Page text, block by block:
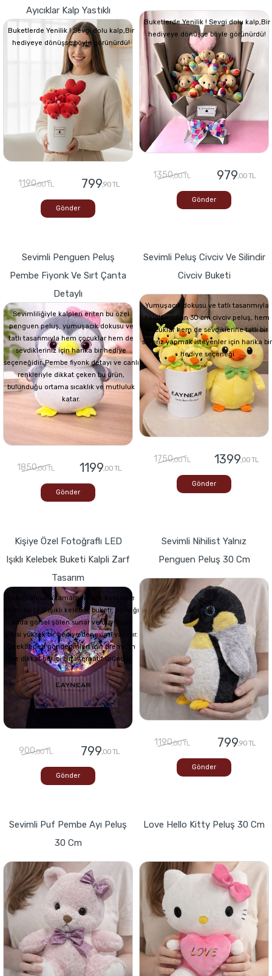
Ayıcıklar Kalp Yastıklı
Buketlerde Yenilik ! Sevgi dolu kalp,Bir
hediyeye dönüşse böyle görünürdü!
1190,00 TL 799,90 TL
Gönder
Buketlerde Yenilik ! Sevgi dolu kalp,Bir
hediyeye dönüşse böyle görünürdü!
1350,00 TL 979,00 TL
Gönder
Sevimli Penguen Peluş
Pembe Fiyonk Ve Sırt Çanta
Detaylı
Sevimliliğiyle kalpleri eriten bu özel
penguen peluş, yumuşacık dokusu ve
tatlı tasarımıyla hem çocuklar hem de
sevdikleriniz için harika bir hediye
seçeneğidir. Pembe fiyonk detayı ve canlı
renkleriyle dikkat çeken bu ürün,
bulunduğu ortama sıcaklık ve mutluluk
katar.
1850,00 TL 1199,00 TL
Gönder
Sevimli Peluş Civciv Ve Silindir
Civciv Buketi
Yumuşacık dokusu ve tatlı tasarımıyla
kalpleri ısıtan 30 cm civciv peluş, hem
çocuklar hem de sevdiklerine tatlı bir
sürpriz yapmak isteyenler için harika bir
hediye seçeneği
1750,00 TL 1399,00 TL
Gönder
Kişiye Özel Fotoğraflı LED
Işıklı Kelebek Buketi Kalpli Zarf
Tasarım
Fotoğrafınızla tamamen size özel hale
gelen bu LED ışıklı kelebek buketi, açıldığı
anda görsel şölen sunar ve duygusal
etkisi yüksek bir hediye deneyimi yaşatır.
ÇiçekSepeti gönderimleri için premium
ve dikkat çekici bir alternatif üründür
900,00 TL 799,00 TL
Gönder
Sevimli Nihilist Yalnız
Penguen Peluş 30 Cm
1190,00 TL 799,90 TL
Gönder
Sevimli Puf Pembe Ayı Peluş
30 Cm
Love Hello Kitty Peluş 30 Cm